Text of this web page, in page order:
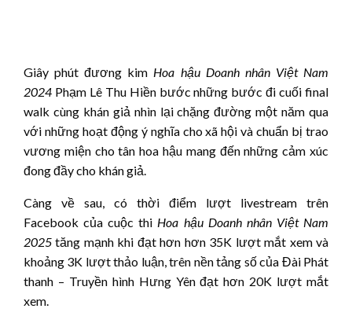
Giây phút đương kim Hoa hậu Doanh nhân Việt Nam
2024 Phạm Lê Thu Hiền bước những bước đi cuối final
walk cùng khán giả nhìn lại chặng đường một năm qua
với những hoạt động ý nghĩa cho xã hội và chuẩn bị trao
vương miện cho tân hoa hậu mang đến những cảm xúc
đong đầy cho khán giả.
Càng về sau, có thời điểm lượt livestream trên
Facebook của cuộc thi Hoa hậu Doanh nhân Việt Nam
2025tăng mạnh khi đạt hơn hơn 35K lượt mắt xem và
khoảng 3K lượt thảo luận, trên nền tảng số của Đài Phát
thanh – Truyền hình Hưng Yên đạt hơn 20K lượt mắt
xem.